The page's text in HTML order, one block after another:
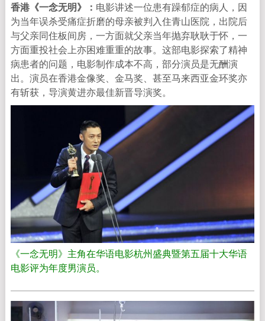
香港《一念无明》： 电影讲述一位患有躁郁症的病人，因
为当年误杀受痛症折磨的母亲被判入住青山医院，出院后
与父亲同住板间房，一方面就父亲当年抛弃耿耿于怀，一
方面重投社会上亦困难重重的故事。这部电影探索了精神
病患者的问题，电影制作成本不高，部分演员是无酬演
出。演员在香港金像奖、金马奖、甚至马来西亚金环奖亦
有斩获，导演黄进亦最佳新晋导演奖。
《一念无明》主角在华语电影杭州盛典暨第五届十大华语
电影评为年度男演员。